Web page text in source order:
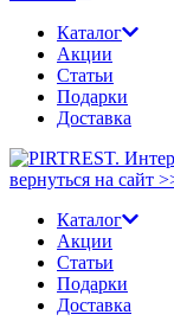
Каталог
Акции
Статьи
Подарки
Доставка
вернуться на сайт
Каталог
Акции
Статьи
Подарки
Доставка